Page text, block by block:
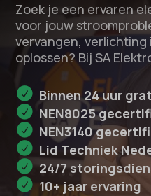
Zoek je een ervaren
voor jouw
vervangen,
oplossen? Bij SA
Binnen 24 uur
NEN8025
NEN3140
Lid Techniek
24/7
10+ jaar ervaring